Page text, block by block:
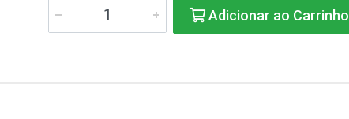
Adicionar ao Carrinho